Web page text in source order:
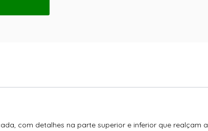
com detalhes na parte superior e inferior que realçam a